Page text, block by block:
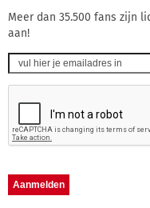
Meer dan 35.500 fans zijn
aan!